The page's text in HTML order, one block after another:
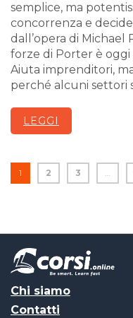
semplice, ma
concorrenza e
dall’opera di Michael
forze di Porter è
Aiuta imprenditori,
perché alcuni settori
LEGGI
1 2 3 …
Chi siamo
Contatti